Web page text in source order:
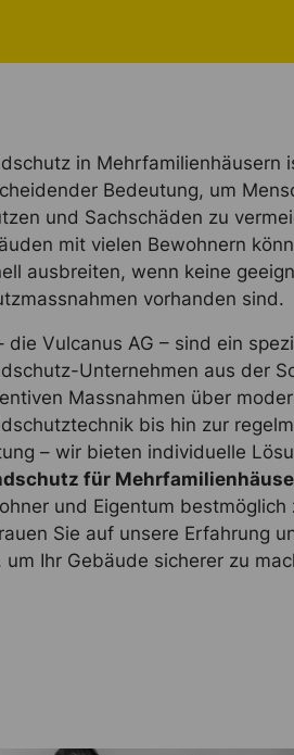
in Mehrfamilienhäusern
Bedeutung, um
und Sachschäden zu
mit vielen Bewohnern
ausbreiten, wenn keine
vorhanden sind.
die Vulcanus AG – sind ein
Unternehmen aus der
Massnahmen über
bis hin zur
– wir bieten individuelle
für
und Eigentum bestmöglich
Sie auf unsere Erfahrung
um Ihr Gebäude sicherer zu